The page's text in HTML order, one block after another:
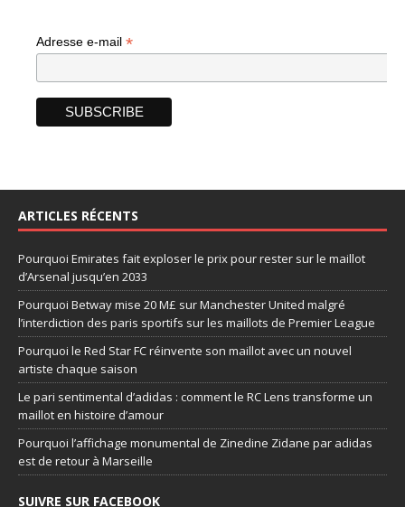
Adresse e-mail *
ARTICLES RÉCENTS
Pourquoi Emirates fait exploser le prix pour rester sur le maillot
d’Arsenal jusqu’en 2033
Pourquoi Betway mise 20 M£ sur Manchester United malgré
l’interdiction des paris sportifs sur les maillots de Premier League
Pourquoi le Red Star FC réinvente son maillot avec un nouvel
artiste chaque saison
Le pari sentimental d’adidas : comment le RC Lens transforme un
maillot en histoire d’amour
Pourquoi l’affichage monumental de Zinedine Zidane par adidas
est de retour à Marseille
SUIVRE SUR FACEBOOK